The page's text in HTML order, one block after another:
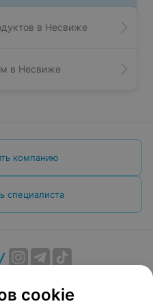
в Несвиже
в Несвиже
компанию
специалиста
Способы оплаты
cookie